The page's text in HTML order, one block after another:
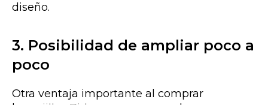
diseño.
3. Posibilidad de ampliar poco a
poco
Otra ventaja importante al comprar